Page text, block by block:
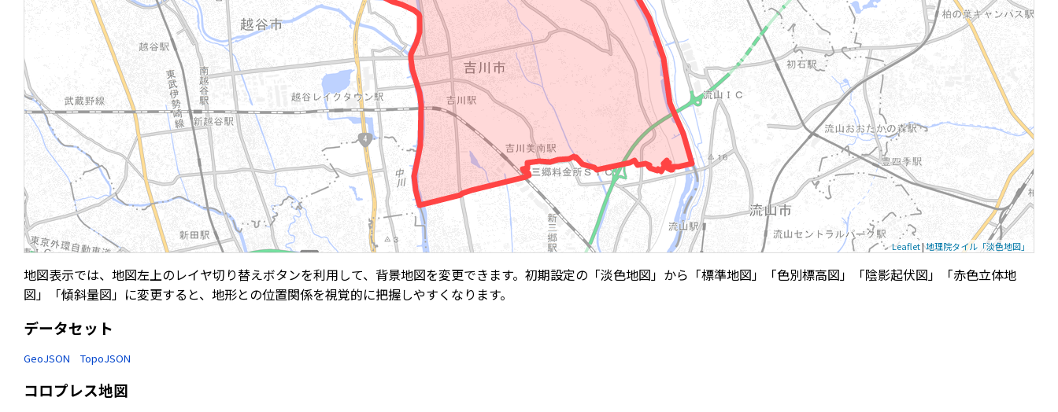
Leaflet|地理院タイル「淡色地図」
地図表示では、地図左上のレイヤ切り替えボタンを利用して、背景地図を変更できます。初期設定の「淡色地図」から「標準地図」「色別標高図」「陰影起伏図」「赤色立体地
図」「傾斜量図」に変更すると、地形との位置関係を視覚的に把握しやすくなります。
データセット
GeoJSON TopoJSON
コロプレス地図